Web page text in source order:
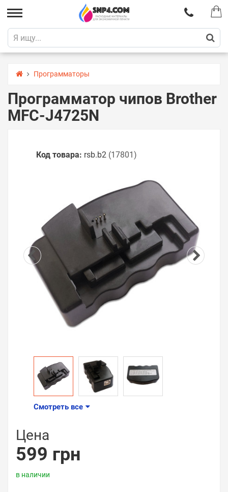
Программаторы
Программатор чипов Brother
MFC-J4725N
Код товара: rsb.b2 (17801)
Смотреть все
Цена
599 грн
в наличии